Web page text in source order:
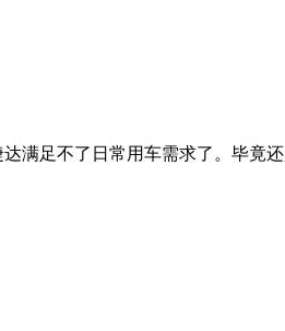
满足不了日常用车需求了。毕竟